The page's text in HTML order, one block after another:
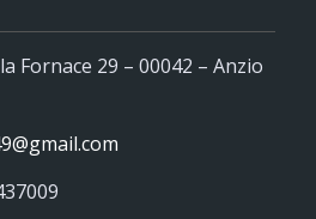
Fornace 29 – 00042 – Anzio